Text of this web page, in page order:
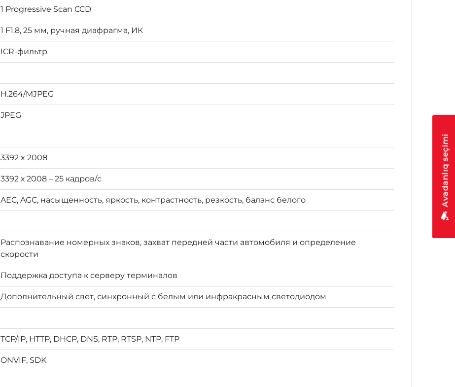
1 Progressive Scan CCD
1 F1.8, 25 мм, ручная диафрагма, ИК
ICR-фильтр
H.264/MJPEG
JPEG
3392 x 2008
3392 х 2008 – 25 кадров/с
AEC, AGC, насыщенность, яркость, контрастность, резкость, баланс белого
Распознавание номерных знаков, захват передней части автомобиля и определение
скорости
Поддержка доступа к серверу терминалов
Дополнительный свет, синхронный с белым или инфракрасным светодиодом
TCP/IP, HTTP, DHCP, DNS, RTP, RTSP, NTP, FTP
ONVIF, SDK
Avadanlıq seçimi